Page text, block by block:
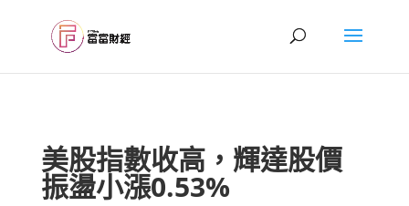
美股指數收高，輝達股價
振盪小漲0.53%